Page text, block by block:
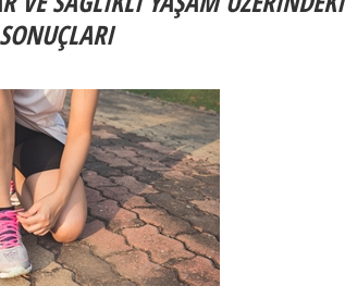
SONUÇLARI